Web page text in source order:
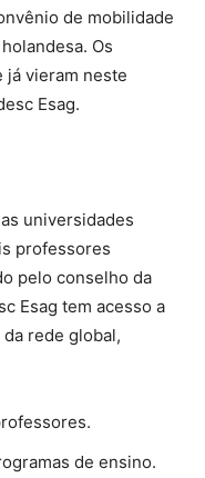
de mobilidade
Os
já vieram neste
Esag.
universidades
professores
pelo conselho da
Esag tem acesso a
rede global,
de ensino.